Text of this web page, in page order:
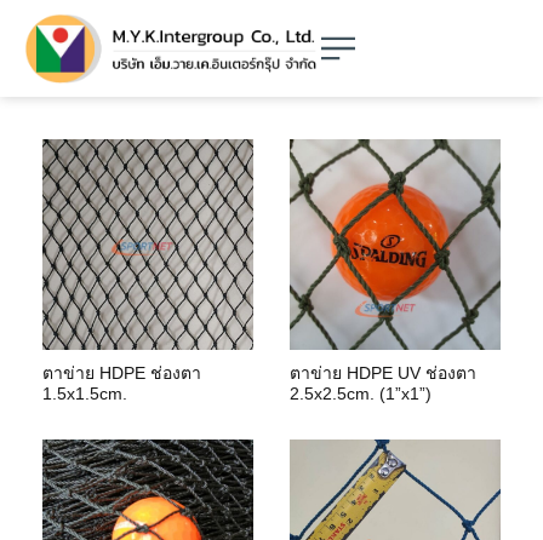
ตาข่าย HDPE ช่องตา
1.5x1.5cm.
ตาข่าย HDPE UV ช่องตา
2.5x2.5cm. (1”x1”)